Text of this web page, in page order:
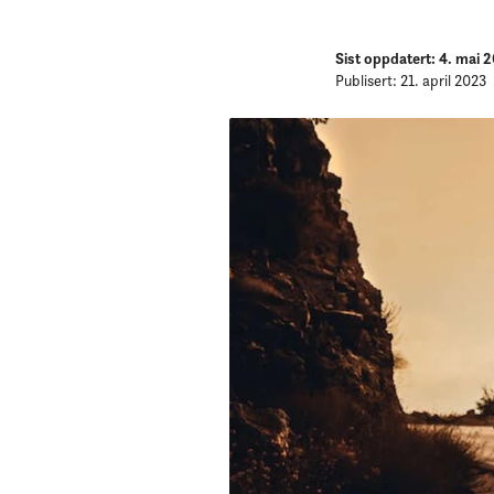
Sist oppdatert: 4. mai
Publisert: 21. april 2023